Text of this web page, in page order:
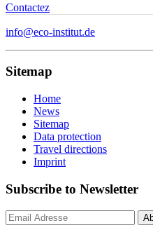
Contactez
info@eco-institut.de
Sitemap
Home
News
Sitemap
Data protection
Travel directions
Imprint
Subscribe to Newsletter